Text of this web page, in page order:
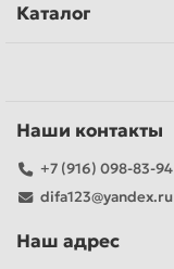
Каталог
Наши контакты
+7 (916) 098-83-94
difa123@yandex.ru
Наш адрес